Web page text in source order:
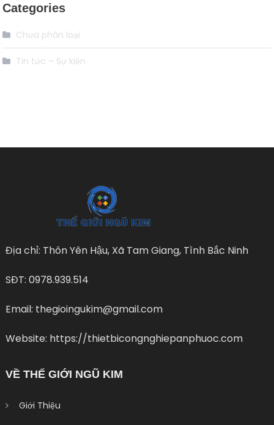
Categories
Chưa phân loại
Tin tức – Sự kiện
Địa chỉ: Thôn Yên Hậu, Xã Tam Giang, Tình Bắc Ninh
SĐT: 0978.939.514
Email: thegioingukim@gmail.com
Website: https://thietbicongnghiepanphuoc.com
VỀ THẾ GIỚI NGŨ KIM
Giới Thiệu